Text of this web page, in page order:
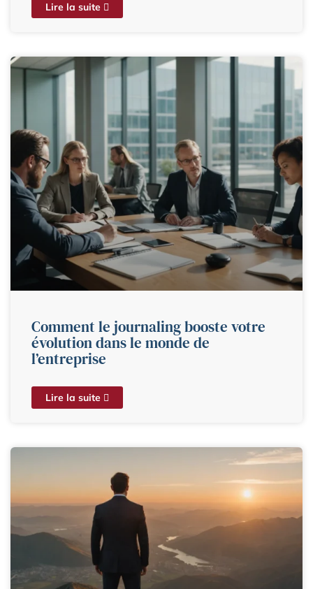
Lire la suite
Comment le journaling booste votre
évolution dans le monde de
l’entreprise
Lire la suite